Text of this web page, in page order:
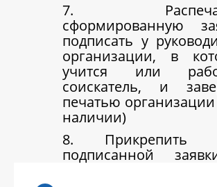
7.
сформированную
подписать у
организации, в
учится или
соискатель, и
печатью
наличии)
8. Прикрепить
подписанной